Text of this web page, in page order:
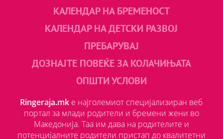
КАЛЕНДАР НА БРЕМЕНОСТ
КАЛЕНДАР НА ДЕТСКИ РАЗВОЈ
ПРЕБАРУВАЈ
ДОЗНАЈТЕ ПОВЕЌЕ ЗА КОЛАЧИЊАТА
ОПШТИ УСЛОВИ
Ringeraja.mk е најголемиот специјализиран веб
портал за млади родители и бремени жени во
Македонија. Таа им дава на родителите и
потенцијалните родители пристап до квалитетни